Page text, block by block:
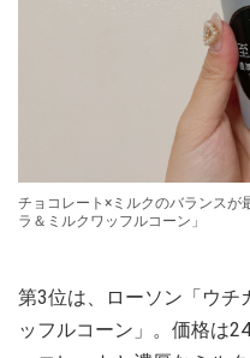
チョコレート×ミルクのバランスが
ラ＆ミルクワッフルコーン」
第3位は、ローソン「ウチ
ッフルコーン」。価格は